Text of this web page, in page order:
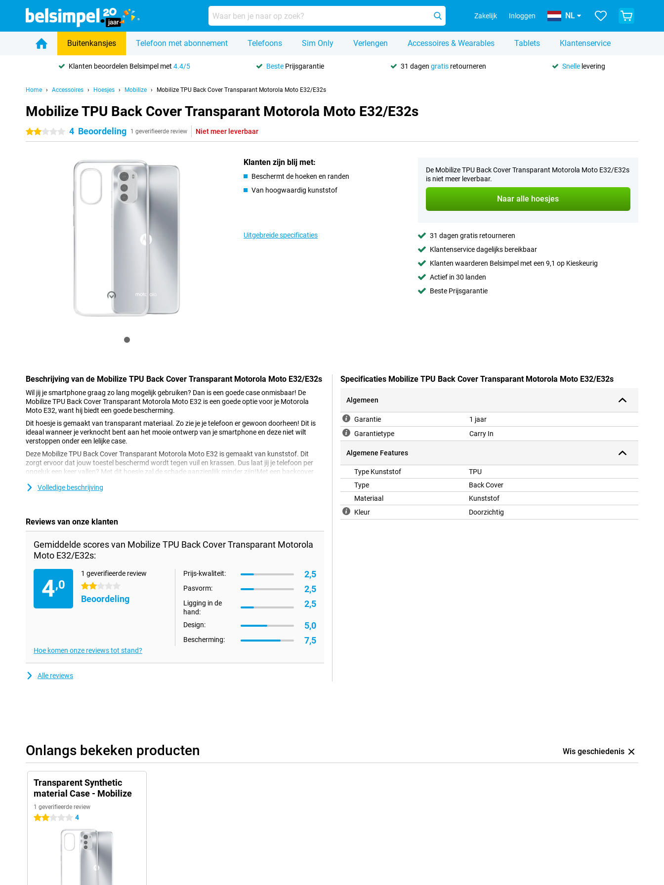
Zakelijk Inloggen NL
Buitenkansjes Telefoon met abonnement Telefoons Sim Only Verlengen Accessoires & Wearables Tablets Klantenservice
Klanten beoordelen Belsimpel met4.4/5 Beste Prijsgarantie 31 dagen gratisretourneren Snellelevering
Home Accessoires Hoesjes Mobilize Mobilize TPU Back Cover Transparant Motorola Moto E32/E32s
Mobilize TPU Back Cover Transparant Motorola Moto E32/E32s
2 sterren4 Beoordeling 1 geverifieerde review Niet meer leverbaar
Klanten zijn blij met:
Beschermt de hoeken en randen
Van hoogwaardig kunststof
Uitgebreide specificaties
De Mobilize TPU Back Cover Transparant Motorola Moto E32/E32s
is niet meer leverbaar.
Naar alle hoesjes
31 dagen gratis retourneren
Klantenservice dagelijks bereikbaar
Klanten waarderen Belsimpel met een 9,1 op Kieskeurig
Actief in 30 landen
Beste Prijsgarantie
Beschrijving van de Mobilize TPU Back Cover Transparant Motorola Moto E32/E32s
Wil jij je smartphone graag zo lang mogelijk gebruiken? Dan is een goede case onmisbaar! De
Mobilize TPU Back Cover Transparant Motorola Moto E32 is een goede optie voor je Motorola
Moto E32, want hij biedt een goede bescherming.
Dit hoesje is gemaakt van transparant materiaal. Zo zie je je telefoon er gewoon doorheen! Dit is
ideaal wanneer je verknocht bent aan het mooie ontwerp van je smartphone en deze niet wilt
verstoppen onder een lelijke case.
Deze Mobilize TPU Back Cover Transparant Motorola Moto E32 is gemaakt van kunststof. Dit
zorgt ervoor dat jouw toestel beschermd wordt tegen vuil en krassen. Dus laat jij je telefoon per
ongeluk een keer vallen? Met dit hoesje zal de schade aanzienlijk minder zijn!Met een backcover
deuken op je toestel!Deze hoes is gemaakt van TPU. Dit is een flexibele vorm van kunststof en
Volledige beschrijving
Reviews van onze klanten
Gemiddelde scores van Mobilize TPU Back Cover Transparant Motorola
Moto E32/E32s:
4,0
1 geverifieerde review
2 sterren
Beoordeling
Prijs-kwaliteit: 2,5
Pasvorm: 2,5
Ligging in de
hand:
2,5
Design: 5,0
Bescherming: 7,5
Hoe komen onze reviews tot stand?
Alle reviews
Specificaties Mobilize TPU Back Cover Transparant Motorola Moto E32/E32s
Algemeen
Garantie
1 jaar
Garantietype
Carry In
Algemene Features
Type Kunststof
TPU
Type
Back Cover
Materiaal
Kunststof
Kleur
Doorzichtig
Onlangs bekeken producten Wis geschiedenis
Transparent Synthetic
material Case - Mobilize
1 geverifieerde review
2 sterren 4